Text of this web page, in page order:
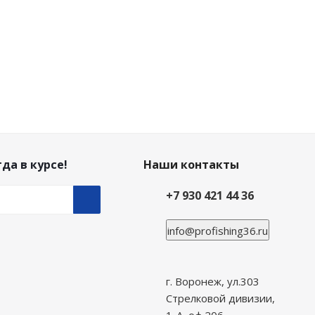
в курсе!
Наши контакты
+7 930 421 44 36
info@profishing36.ru
г. Воронеж, ул.303
Стрелковой дивизии,